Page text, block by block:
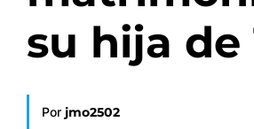
su hija de
Por jmo2502